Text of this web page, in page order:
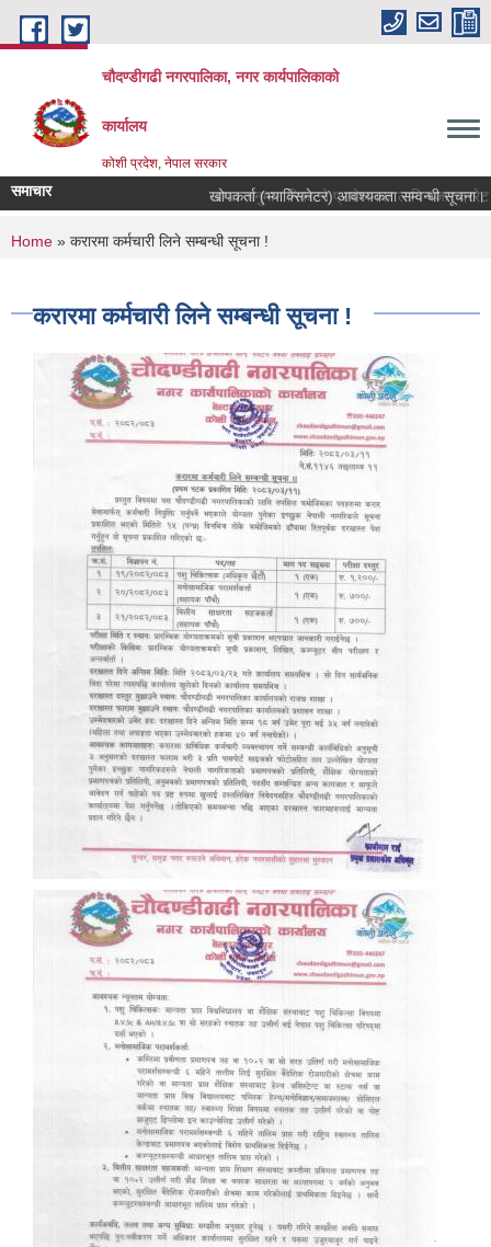
Skip to main content
चौदण्डीगढी नगरपालिका, नगर कार्यपालिकाको
कार्यालय
कोशी प्रदेश, नेपाल सरकार
समाचार खोपकर्ता (भ्याक्सिनेटर) आवश्यकता सम्वन्धी सूचना।
You are here
Home » करारमा कर्मचारी लिने सम्बन्धी सूचना !
करारमा कर्मचारी लिने सम्बन्धी सूचना !